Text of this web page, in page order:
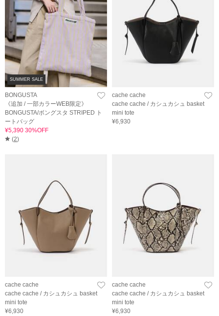
SUMMER SALE
BONGUSTA
《追加 / 一部カラーWEB限定》
BONGUSTA/ボングスタ STRIPED ト
ートバッグ
¥5,390 30%OFF
(2)
cache cache
cache cache / カシュカシュ basket
mini tote
¥6,930
cache cache
cache cache / カシュカシュ basket
mini tote
¥6,930
cache cache
cache cache / カシュカシュ basket
mini tote
¥6,930